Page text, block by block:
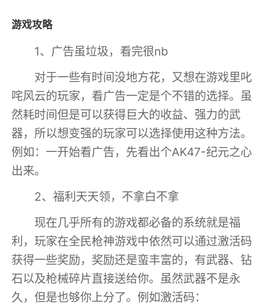
游戏攻略
1、广告虽垃圾，看完很nb
对于一些有时间没地方花，又想在游戏里叱
咤风云的玩家，看广告一定是个不错的选择。虽
然耗时间但是可以获得巨大的收益、强力的武
器，所以想变强的玩家可以选择使用这种方法。
例如：一开始看广告，先看出个AK47-纪元之心
出来。
2、福利天天领，不拿白不拿
现在几乎所有的游戏都必备的系统就是福
利，玩家在全民枪神游戏中依然可以通过激活码
获得一些奖励，奖励还是蛮丰富的，有武器、钻
石以及枪械碎片直接送给你。虽然武器不是永
久，但是也够你上分了。例如激活码：